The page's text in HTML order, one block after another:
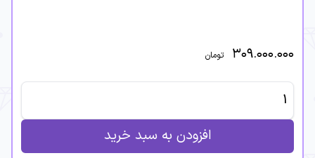
۳۰۹.۰۰۰.۰۰۰ تومان
افزودن به سبد خرید